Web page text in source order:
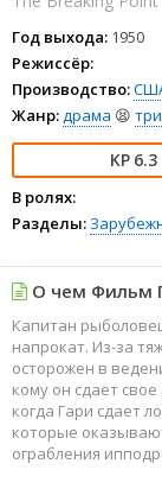
Год выхода: 1950
Режиссёр:
Производство:
Жанр:драма 😫
6.3
В ролях:
Разделы:
О чем Фильм
Капитан
напрокат. Из-за
осторожен в
кому он сдает
когда Гари сдает
которые
ограбления